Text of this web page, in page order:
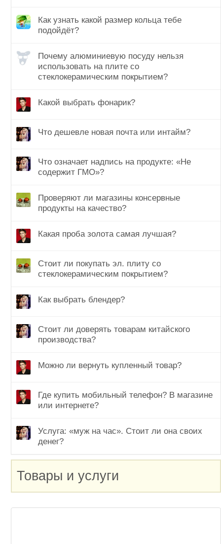
Как узнать какой размер кольца тебе
подойдёт?
Почему алюминиевую посуду нельзя
использовать на плите со
стеклокерамическим покрытием?
Какой выбрать фонарик?
Что дешевле новая почта или интайм?
Что означает надпись на продукте: «Не
содержит ГМО»?
Проверяют ли магазины консервные
продукты на качество?
Какая проба золота самая лучшая?
Стоит ли покупать эл. плиту со
стеклокерамическим покрытием?
Как выбрать блендер?
Стоит ли доверять товарам китайского
производства?
Можно ли вернуть купленный товар?
Где купить мобильный телефон? В магазине
или интернете?
Услуга: «муж на час». Стоит ли она своих
денег?
Товары и услуги